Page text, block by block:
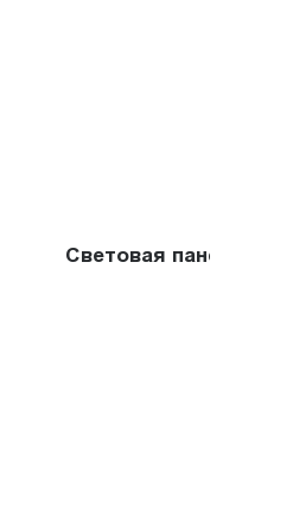
Световая панель